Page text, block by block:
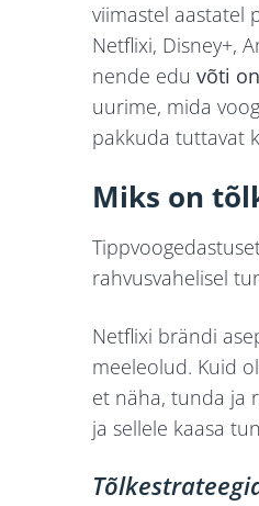
viimastel aastatel
Netflixi, Disney+,
nende edu võti
uurime, mida
pakkuda tuttavat
Miks on
rahvusvahelisel
Netflixi brändi
meeleolud. Kuid
et näha, tunda ja
ja sellele kaasa